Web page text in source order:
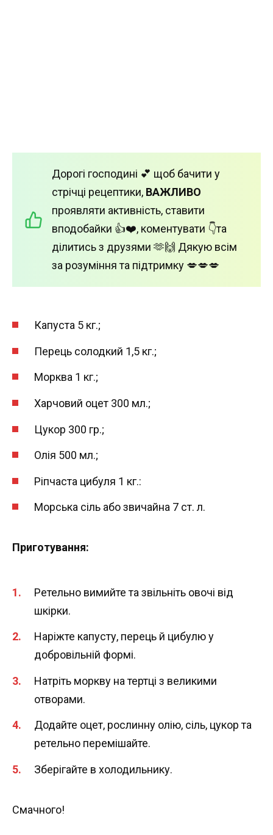
Дорогі господині 💕 щоб бачити у
стрічці рецептики, ВАЖЛИВО
проявляти активність, ставити
вподобайки 👍❤️, коментувати 👇та
ділитись з друзями 🫶🙌 Дякую всім
за розуміння та підтримку 💋💋💋
Капуста 5 кг.;
Перець солодкий 1,5 кг.;
Морква 1 кг.;
Харчовий оцет 300 мл.;
Цукор 300 гр.;
Олія 500 мл.;
Ріпчаста цибуля 1 кг.:
Морська сіль або звичайна 7 ст. л.
Приготування:
Ретельно вимийте та звільніть овочі від
шкірки.
Наріжте капусту, перець й цибулю у
добровільній формі.
Натріть моркву на тертці з великими
отворами.
Додайте оцет, рослинну олію, сіль, цукор та
ретельно перемішайте.
Зберігайте в холодильнику.
Смачного!